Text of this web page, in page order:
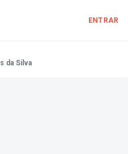
ENTRAR
da Silva